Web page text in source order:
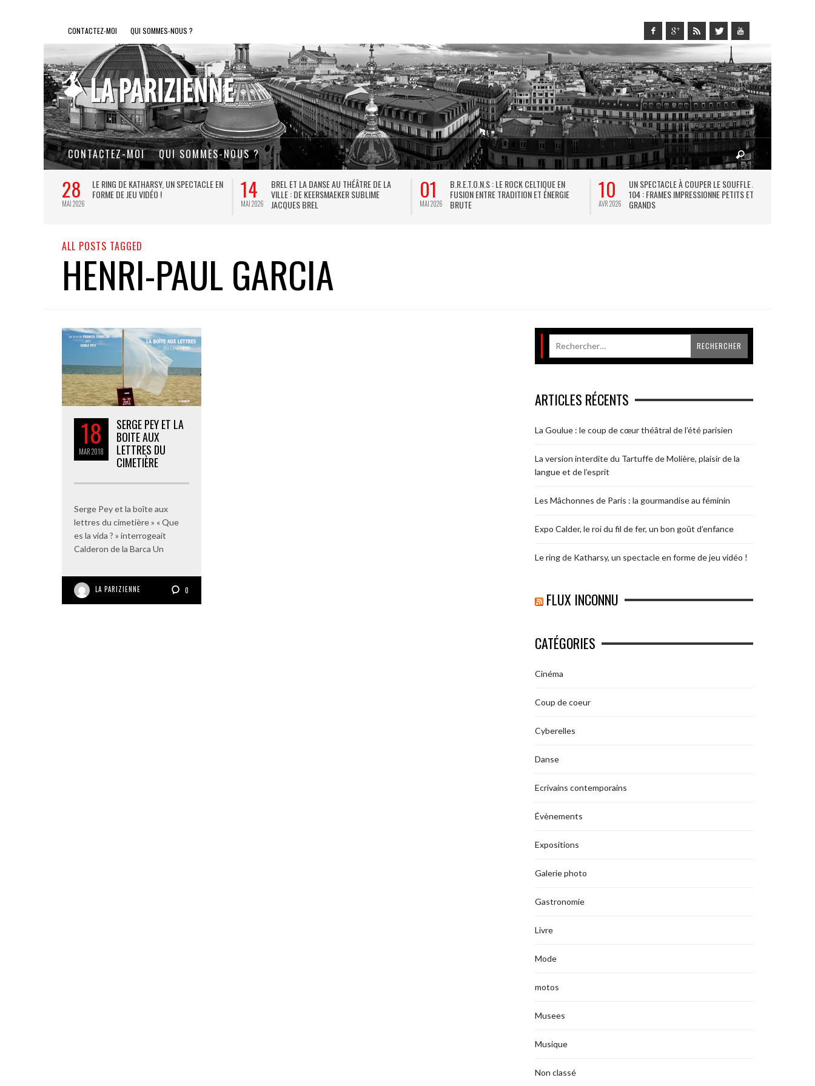
CONTACTEZ-MOI QUI SOMMES-NOUS ?
CONTACTEZ-MOI QUI SOMMES-NOUS ?
28
MAI 2026
LE RING DE KATHARSY, UN SPECTACLE EN
FORME DE JEU VIDÉO !
14
MAI 2026
BREL ET LA DANSE AU THÉÂTRE DE LA
VILLE : DE KEERSMAEKER SUBLIME
JACQUES BREL
01
MAI 2026
B.R.E.T.O.N.S : LE ROCK CELTIQUE EN
FUSION ENTRE TRADITION ET ÉNERGIE
BRUTE
10
AVR 2026
UN SPECTACLE À COUPER LE SOUFFLE AU
104 : FRAMES IMPRESSIONNE PETITS ET
GRANDS
ALL POSTS TAGGED
HENRI-PAUL GARCIA
18
MAR2018
SERGE PEY ET LA
BOITE AUX
LETTRES DU
CIMETIÈRE
Serge Pey et la boîte aux
lettres du cimetière » « Que
es la vida ? » interrogeait
Calderon de la Barca Un
LA PARIZIENNE 0
ARTICLES RÉCENTS
La Goulue : le coup de cœur théâtral de l’été parisien
La version interdite du Tartuffe de Molière, plaisir de la
langue et de l’esprit
Les Mâchonnes de Paris : la gourmandise au féminin
Expo Calder, le roi du fil de fer, un bon goût d’enfance
Le ring de Katharsy, un spectacle en forme de jeu vidéo !
FLUX INCONNU
CATÉGORIES
Cinéma
Coup de coeur
Cyberelles
Danse
Ecrivains contemporains
Évènements
Expositions
Galerie photo
Gastronomie
Livre
Mode
motos
Musees
Musique
Non classé